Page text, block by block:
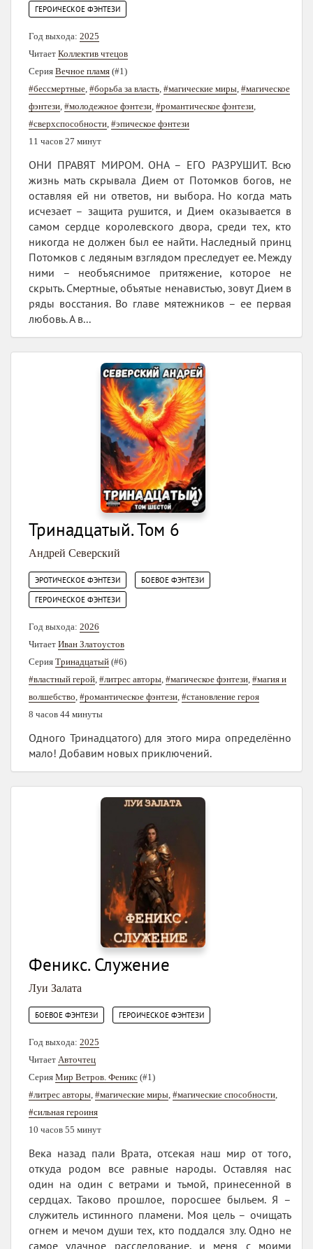
ГЕРОИЧЕСКОЕ ФЭНТЕЗИ
Год выхода: 2025
Читает Коллектив чтецов
Серия Вечное пламя (#1)
#бессмертные #борьба за власть #магические миры #магическое
фэнтези #молодежное фэнтези #романтическое фэнтези
#сверхспособности #эпическое фэнтези
11 часов 27 минут
ОНИ ПРАВЯТ МИРОМ. ОНА – ЕГО РАЗРУШИТ. Всю
жизнь мать скрывала Дием от Потомков богов, не
оставляя ей ни ответов, ни выбора. Но когда мать
исчезает – защита рушится, и Дием оказывается в
самом сердце королевского двора, среди тех, кто
никогда не должен был ее найти. Наследный принц
Потомков с ледяным взглядом преследует ее. Между
ними – необъяснимое притяжение, которое не
скрыть. Смертные, объятые ненавистью, зовут Дием в
ряды восстания. Во главе мятежников – ее первая
любовь. А в...
Тринадцатый. Том 6
Андрей Северский
ЭРОТИЧЕСКОЕ ФЭНТЕЗИ БОЕВОЕ ФЭНТЕЗИ
ГЕРОИЧЕСКОЕ ФЭНТЕЗИ
Год выхода: 2026
Читает Иван Златоустов
Серия Тринадцатый (#6)
#властный герой, #литрес авторы, #магическое фэнтези, #магия и
волшебство, #романтическое фэнтези, #становление героя
8 часов 44 минуты
Одного Тринадцатого) для этого мира определённо
мало! Добавим новых приключений.
Феникс. Служение
Луи Залата
БОЕВОЕ ФЭНТЕЗИ ГЕРОИЧЕСКОЕ ФЭНТЕЗИ
Год выхода: 2025
Читает Авточтец
Серия Мир Ветров. Феникс (#1)
#литрес авторы #магические миры #магические способности
#сильная героиня
10 часов 55 минут
Века назад пали Врата, отсекая наш мир от того,
откуда родом все равные народы. Оставляя нас
один на один с ветрами и тьмой, принесенной в
сердцах. Таково прошлое, поросшее быльем. Я –
служитель истинного пламени. Моя цель – очищать
огнем и мечом души тех, кто поддался злу. Одно не
самое удачное расследование, и меня с моими